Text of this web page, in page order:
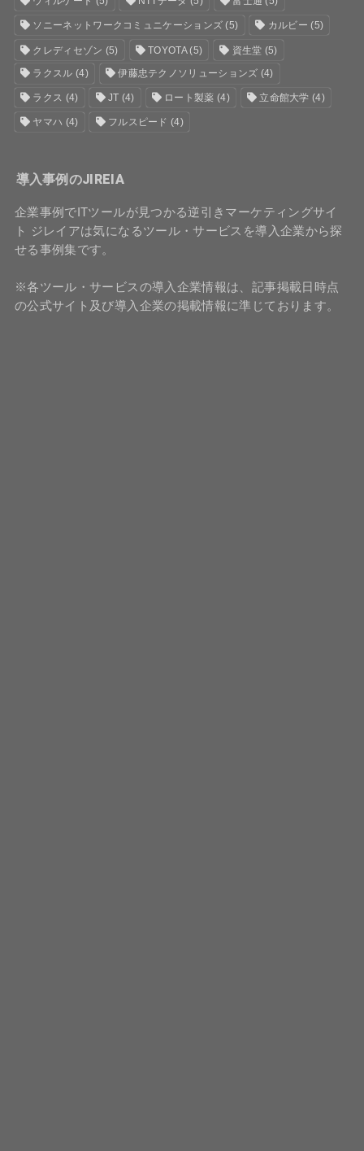
ソニーネットワークコミュニケーションズ (5) カルビー (5)
クレディセゾン (5) TOYOTA(5) 資生堂 (5)
ラクスル (4) 伊藤忠テクノソリューションズ (4)
ラクス (4) JT (4) ロート製薬 (4) 立命館大学 (4)
ヤマハ (4) フルスピード (4)
導入事例のJIREIA
企業事例でITツールが見つかる逆引きマーケティングサイ
ト ジレイアは気になるツール・サービスを導入企業から探
せる事例集です。
※各ツール・サービスの導入企業情報は、記事掲載日時点
の公式サイト及び導入企業の掲載情報に準じております。